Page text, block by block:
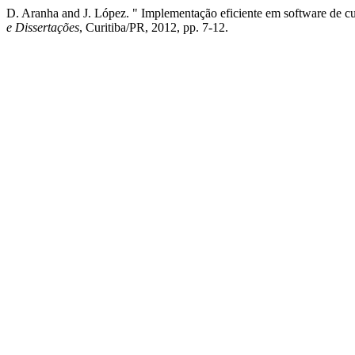
D. Aranha and J. López. " Implementação eficiente em software de
e Dissertações, Curitiba/PR, 2012, pp. 7-12.